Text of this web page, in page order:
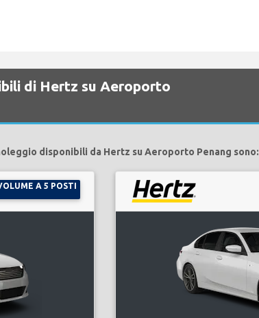
di Hertz su Aeroporto
disponibili da Hertz su Aeroporto Penang sono:
A 5 POSTI